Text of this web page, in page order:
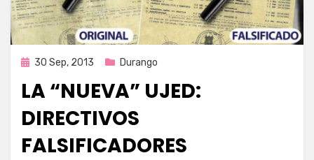
Publicada
30 Sep, 2013 Durango
LA “NUEVA” UJED:
DIRECTIVOS
FALSIFICADORES